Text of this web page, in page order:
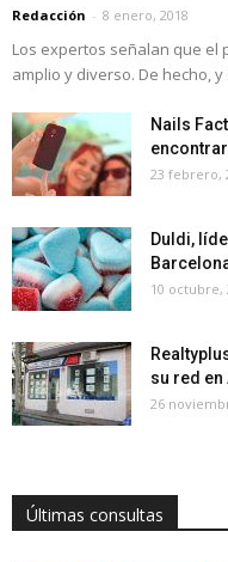
Redacción - 8 enero, 2018
Los expertos señalan que el
amplio y diverso. De hecho,
Nails
23 febrero,
Duldi,
10 octubre,
su red
26
Últimas consultas